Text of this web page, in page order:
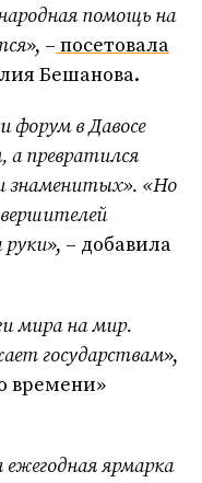
помощь на
», – посетовала
Бешанова.
форум в Давосе
а превратился
знаменитых». «Но
руки», – добавила
мира на мир.
государствам»,
времени»
ярмарка